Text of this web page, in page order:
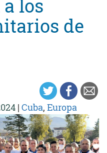
los
de
| Cuba, Europa